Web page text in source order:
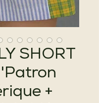
SHORT
+